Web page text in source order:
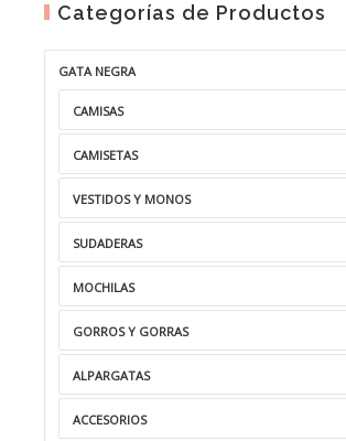
Categorías de Productos
GATA NEGRA
CAMISAS
CAMISETAS
VESTIDOS Y MONOS
SUDADERAS
MOCHILAS
GORROS Y GORRAS
ALPARGATAS
ACCESORIOS